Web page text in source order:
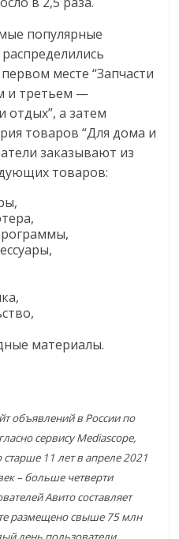
популярные
месте “Запчасти
и третьем —
отдых”, а затем
товаров “Для дома и
заказывают из
товаров:
материалы.
объявлений в России по
сервису Mediascope,
11 лет в апреле 2021
– больше четверти
Авито составляет
размещено свыше 75 млн